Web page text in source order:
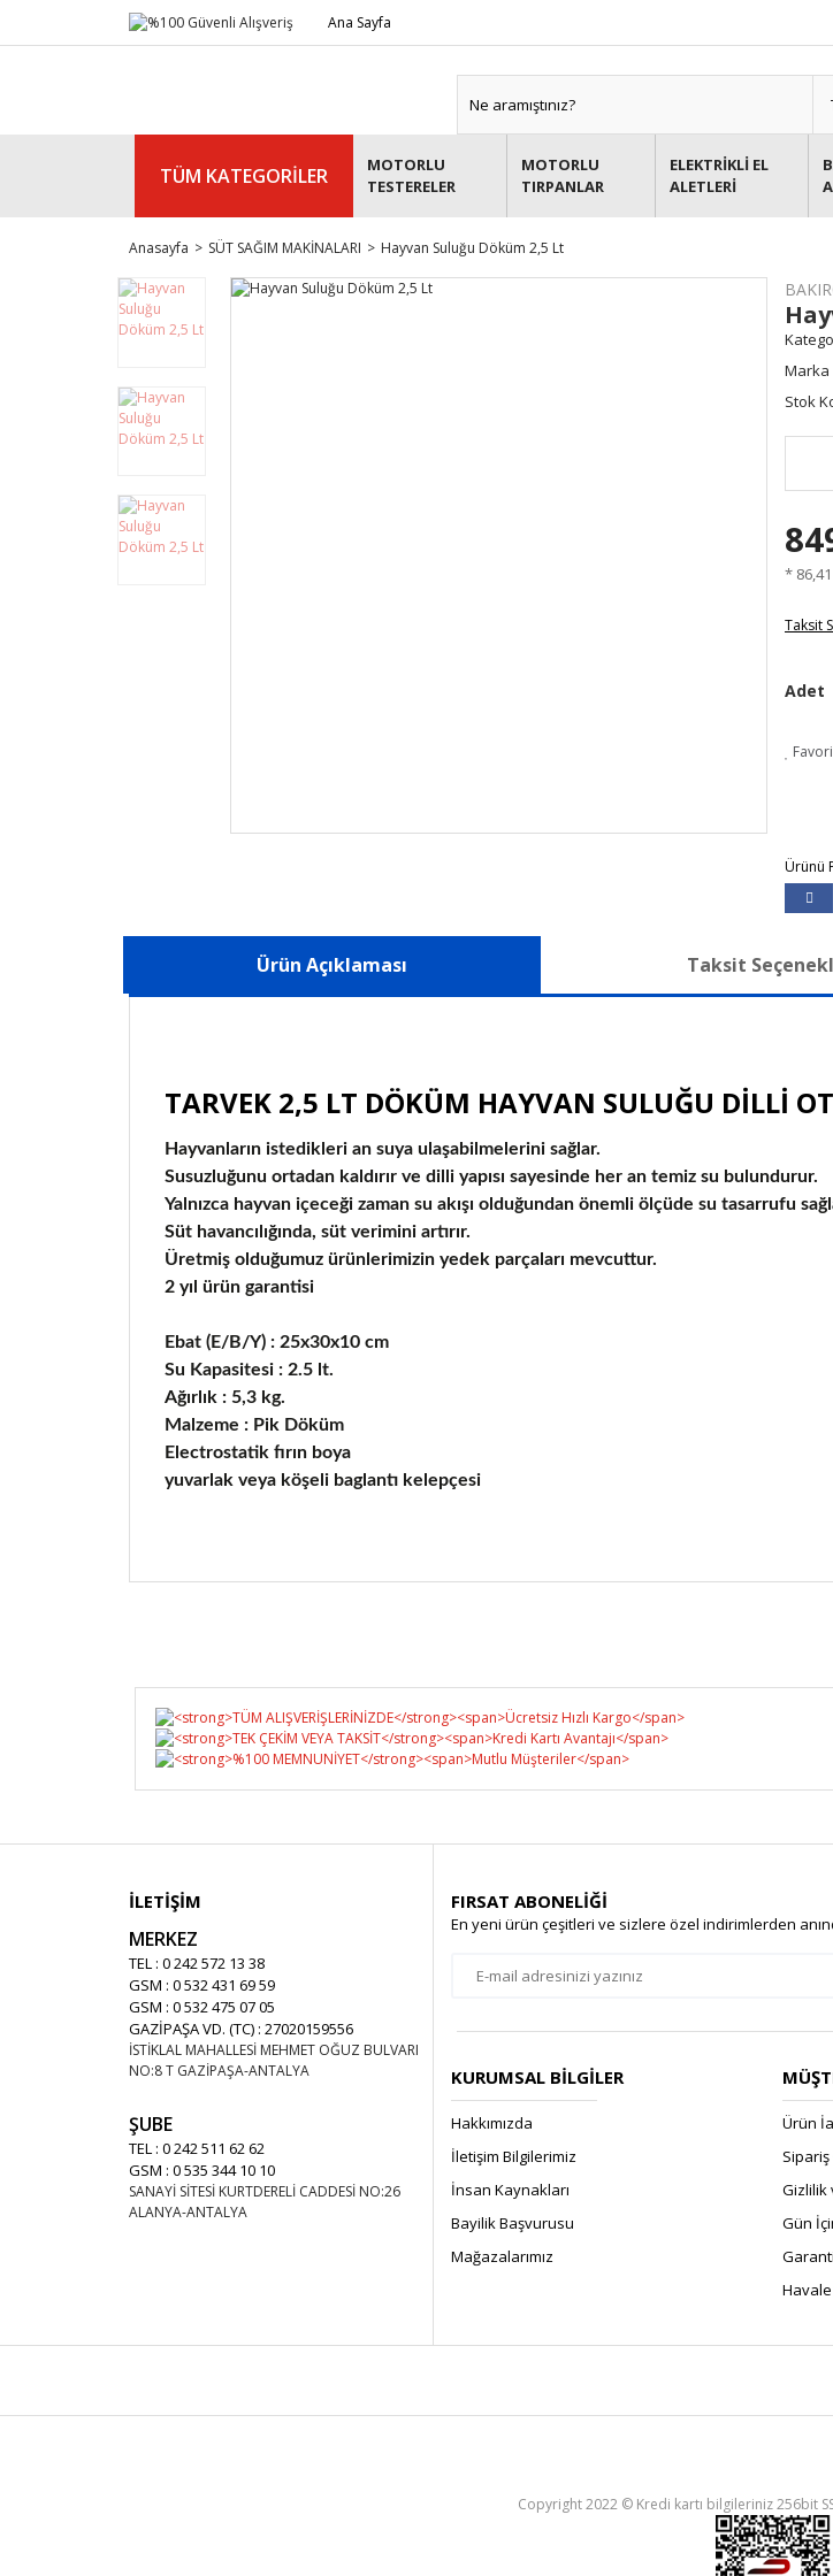
Ana Sayfa
TÜM KATEGORİLER
MOTORLU
TESTERELER
MOTORLU
TIRPANLAR
ELEKTRİKLİ EL
ALETLERİ
Anasayfa SÜT SAĞIM MAKİNALARI Hayvan Suluğu Döküm 2,5 Lt
Marka
Stok
*
Taksit
Adet
Ürünü
Ürün Açıklaması Taksit
TARVEK 2,5 LT DÖKÜM HAYVAN SULUĞU DİLLİ
Hayvanların istedikleri an suya ulaşabilmelerini sağlar.
Susuzluğunu ortadan kaldırır ve dilli yapısı sayesinde her an temiz su bulundurur.
Yalnızca hayvan içeceği zaman su akışı olduğundan önemli ölçüde su tasarrufu
Süt havancılığında, süt verimini artırır.
Üretmiş olduğumuz ürünlerimizin yedek parçaları mevcuttur.
2 yıl ürün garantisi
Ebat (E/B/Y) : 25x30x10 cm
Su Kapasitesi : 2.5 lt.
Ağırlık : 5,3 kg.
Malzeme : Pik Döküm
Electrostatik fırın boya
yuvarlak veya köşeli baglantı kelepçesi
İLETİŞİM
MERKEZ
TEL : 0 242 572 13 38
GSM : 0 532 431 69 59
GSM : 0 532 475 07 05
GAZİPAŞA VD. (TC) : 27020159556
İSTİKLAL MAHALLESİ MEHMET OĞUZ BULVARI
NO:8 T GAZİPAŞA-ANTALYA
ŞUBE
TEL : 0 242 511 62 62
GSM : 0 535 344 10 10
SANAYİ SİTESİ KURTDERELİ CADDESİ NO:26
ALANYA-ANTALYA
FIRSAT ABONELİĞİ
En yeni ürün çeşitleri ve sizlere özel indirimlerden
KURUMSAL BİLGİLER
Hakkımızda
İletişim Bilgilerimiz
İnsan Kaynakları
Bayilik Başvurusu
Mağazalarımız
Ürün
Gizlilik
Gün
Copyright 2022 © Kredi kartı bilgileriniz 256bit